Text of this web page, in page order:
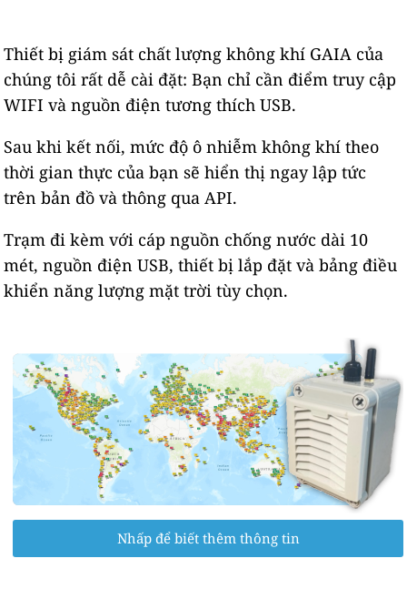
Thiết bị giám sát chất lượng không khí GAIA của
chúng tôi rất dễ cài đặt: Bạn chỉ cần điểm truy cập
WIFI và nguồn điện tương thích USB.
Sau khi kết nối, mức độ ô nhiễm không khí theo
thời gian thực của bạn sẽ hiển thị ngay lập tức
trên bản đồ và thông qua API.
Trạm đi kèm với cáp nguồn chống nước dài 10
mét, nguồn điện USB, thiết bị lắp đặt và bảng điều
khiển năng lượng mặt trời tùy chọn.
Nhấp để biết thêm thông tin